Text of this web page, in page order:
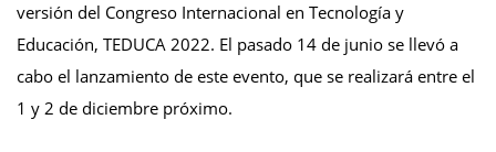
versión del Congreso Internacional en Tecnología y
Educación, TEDUCA 2022. El pasado 14 de junio se llevó a
cabo el lanzamiento de este evento, que se realizará entre el
1 y 2 de diciembre próximo.